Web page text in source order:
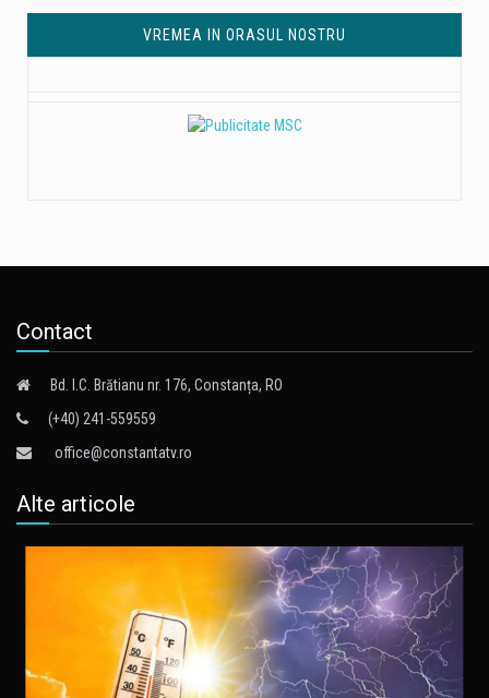
VREMEA IN ORASUL NOSTRU
Contact
Bd. I.C. Brătianu nr. 176, Constanța, RO
(+40) 241-559559
office@constantatv.ro
Alte articole